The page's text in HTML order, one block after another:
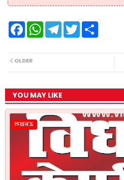
F
a
b
o
W
T
e
T
w
OLDER
YOU MAY LIKE
लखनऊ